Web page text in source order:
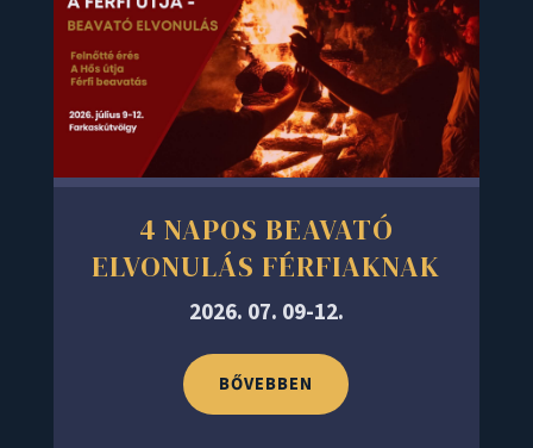
4 NAPOS BEAVATÓ
ELVONULÁS FÉRFIAKNAK
2026. 07. 09-12.
BŐVEBBEN